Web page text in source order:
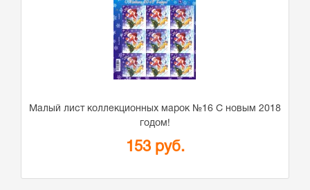
Малый лист коллекционных марок №16 С новым 2018
годом!
153 руб.